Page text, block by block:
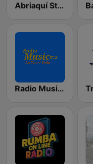
Abriaquí Stereo
Radio Music 87.5